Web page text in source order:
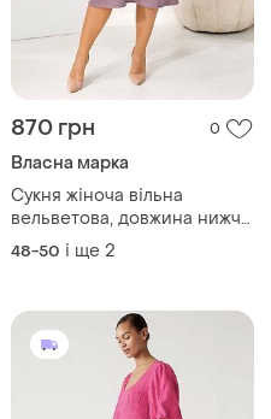
870 грн 0
Власна марка
Сукня жіноча вільна
вельветова, довжина нижче
коліна,довгий рукав,
розміри від 48 до 62,,
шоколад та смарагд
48-50 і ще 2